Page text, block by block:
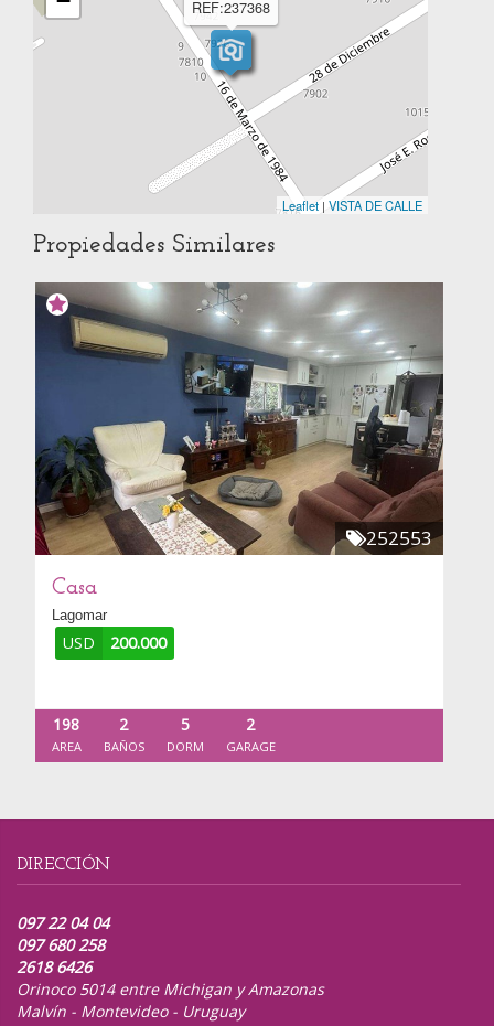
REF:237368
Leaflet | VISTA DE CALLE
Propiedades Similares
252553
Casa
Lagomar
USD 200.000
198
AREA
2
BAÑOS
5
DORM
2
GARAGE
DIRECCIÓN
097 22 04 04
097 680 258
2618 6426
Orinoco 5014 entre Michigan y Amazonas
Malvín - Montevideo - Uruguay